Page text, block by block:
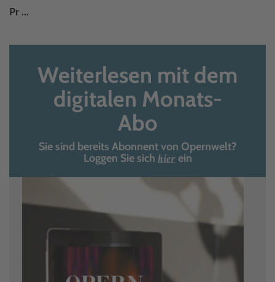
Pr ...
Weiterlesen mit dem
digitalen Monats-
Abo
Sie sind bereits Abonnent von Opernwelt?
Loggen Sie sich hierein